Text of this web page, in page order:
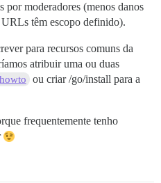
por moderadores (menos danos
têm escopo definido).
para recursos comuns da
atribuir uma ou duas
howto
ou criar /go/install para a
frequentemente tenho